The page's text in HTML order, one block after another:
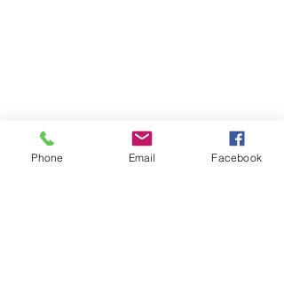
Phone Email Facebook